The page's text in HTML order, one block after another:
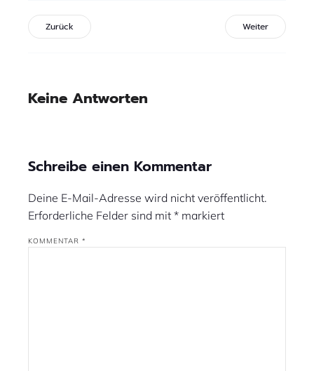
Zurück Weiter
Keine Antworten
Schreibe einen Kommentar
Deine E-Mail-Adresse wird nicht veröffentlicht.
Erforderliche Felder sind mit * markiert
KOMMENTAR *